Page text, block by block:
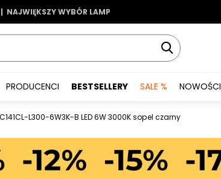
| NAJWIĘKSZY WYBÓR LAMP
|
PRODUCENCI BESTSELLERY SALE % NOWOŚCI
L300-6W3K-B LED 6W 3000K sopel czarny